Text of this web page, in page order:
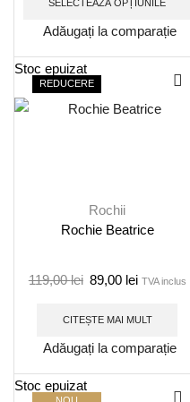
SELECTEAZĂ OPȚIUNILE
Adăugați la comparație
REDUCERE
Stoc epuizat
Rochii
Rochie Beatrice
119,00lei 89,00 lei TVA inclus
CITEȘTE MAI MULT
Adăugați la comparație
Stoc epuizat